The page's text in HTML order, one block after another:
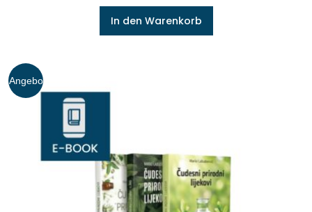
In den Warenkorb
Angebo